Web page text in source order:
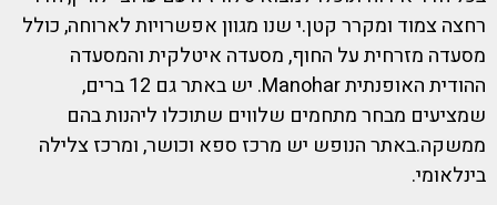
רחצה צמוד ומקרר קטן.י שנו מגוון אפשרויות לארוחה, כולל
מסעדה מזרחית על החוף, מסעדה איטלקית והמסעדה
ההודית האופנתית Manohar. יש באתר גם 12 ברים,
שמציעים מבחר מתחמים שלווים שתוכלו ליהנות בהם
ממשקה.באתר הנופש יש מרכז ספא וכושר, ומרכז צלילה
בינלאומי.